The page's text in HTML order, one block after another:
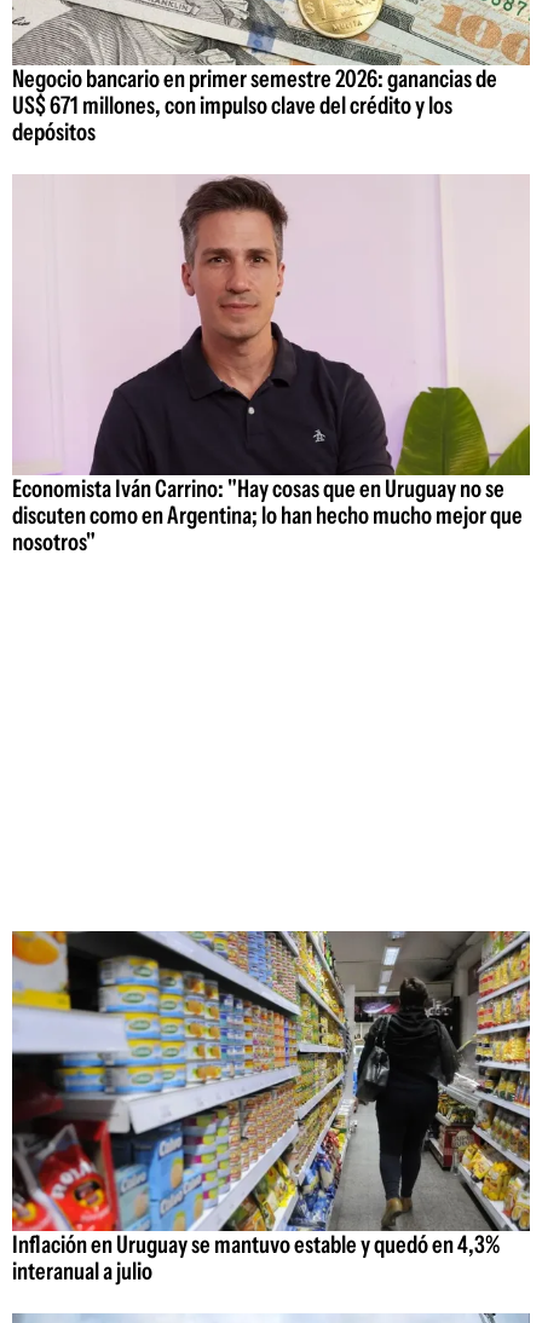
Negocio bancario en primer semestre 2026: ganancias de
US$ 671 millones, con impulso clave del crédito y los
depósitos
Economista Iván Carrino: "Hay cosas que en Uruguay no se
discuten como en Argentina; lo han hecho mucho mejor que
nosotros"
Inflación en Uruguay se mantuvo estable y quedó en 4,3%
interanual a julio